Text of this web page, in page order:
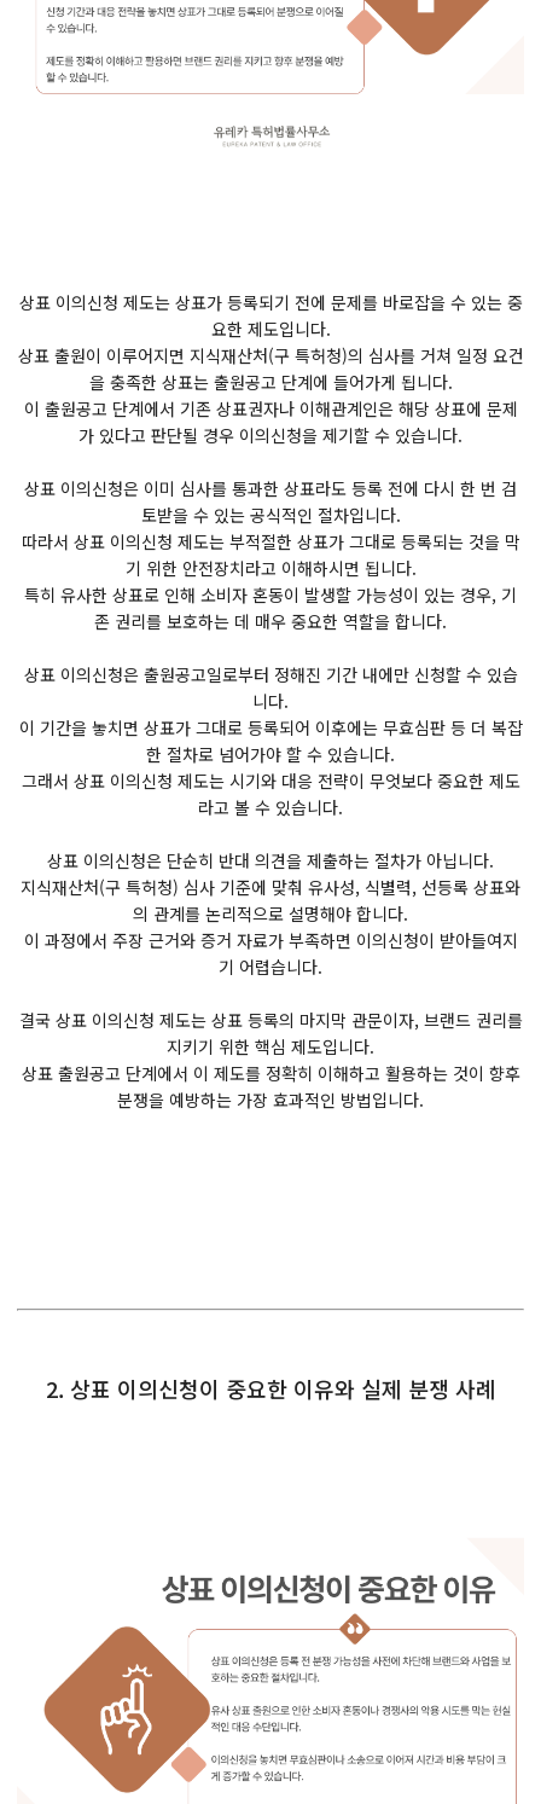
상표 이의신청 제도는 상표가 등록되기 전에 문제를 바로잡을 수 있는 중
요한 제도입니다.
상표 출원이 이루어지면 지식재산처(구 특허청)의 심사를 거쳐 일정 요건
을 충족한 상표는 출원공고 단계에 들어가게 됩니다.
이 출원공고 단계에서 기존 상표권자나 이해관계인은 해당 상표에 문제
가 있다고 판단될 경우 이의신청을 제기할 수 있습니다.
상표 이의신청은 이미 심사를 통과한 상표라도 등록 전에 다시 한 번 검
토받을 수 있는 공식적인 절차입니다.
따라서 상표 이의신청 제도는 부적절한 상표가 그대로 등록되는 것을 막
기 위한 안전장치라고 이해하시면 됩니다.
특히 유사한 상표로 인해 소비자 혼동이 발생할 가능성이 있는 경우, 기
존 권리를 보호하는 데 매우 중요한 역할을 합니다.
상표 이의신청은 출원공고일로부터 정해진 기간 내에만 신청할 수 있습
니다.
이 기간을 놓치면 상표가 그대로 등록되어 이후에는 무효심판 등 더 복잡
한 절차로 넘어가야 할 수 있습니다.
그래서 상표 이의신청 제도는 시기와 대응 전략이 무엇보다 중요한 제도
라고 볼 수 있습니다.
상표 이의신청은 단순히 반대 의견을 제출하는 절차가 아닙니다.
지식재산처(구 특허청) 심사 기준에 맞춰 유사성, 식별력, 선등록 상표와
의 관계를 논리적으로 설명해야 합니다.
이 과정에서 주장 근거와 증거 자료가 부족하면 이의신청이 받아들여지
기 어렵습니다.
결국 상표 이의신청 제도는 상표 등록의 마지막 관문이자, 브랜드 권리를
지키기 위한 핵심 제도입니다.
상표 출원공고 단계에서 이 제도를 정확히 이해하고 활용하는 것이 향후
분쟁을 예방하는 가장 효과적인 방법입니다.
2. 상표 이의신청이 중요한 이유와 실제 분쟁 사례